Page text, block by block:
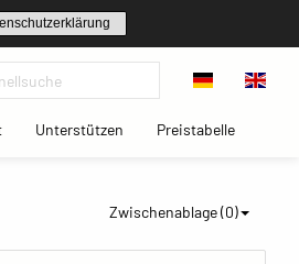
(current)Unterstützen(current)Preistabelle(current)
Zwischenablage (0)